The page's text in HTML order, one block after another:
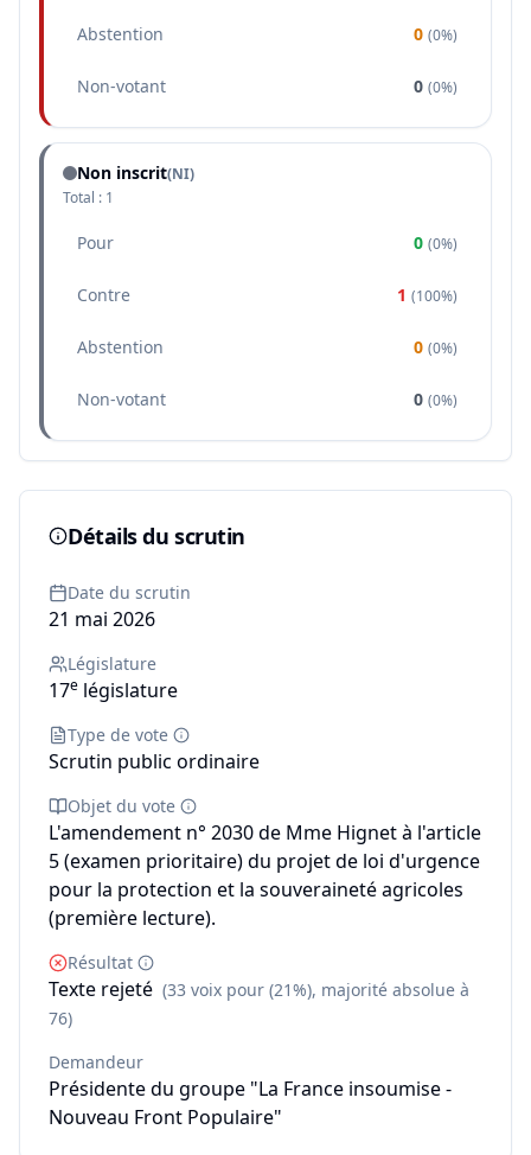
Abstention 0 (0%)
Non-votant 0 (0%)
Non inscrit(NI)
Total : 1
Pour 0 (0%)
Contre 1 (100%)
Abstention 0 (0%)
Non-votant 0 (0%)
Détails du scrutin
Date du scrutin
21 mai 2026
Législature
17e législature
Type de vote
Scrutin public ordinaire
Objet du vote
L'amendement n° 2030 de Mme Hignet à l'article
5 (examen prioritaire) du projet de loi d'urgence
pour la protection et la souveraineté agricoles
(première lecture).
Résultat
Texte rejeté (33 voix pour (21%), majorité absolue à
76)
Demandeur
Présidente du groupe "La France insoumise -
Nouveau Front Populaire"